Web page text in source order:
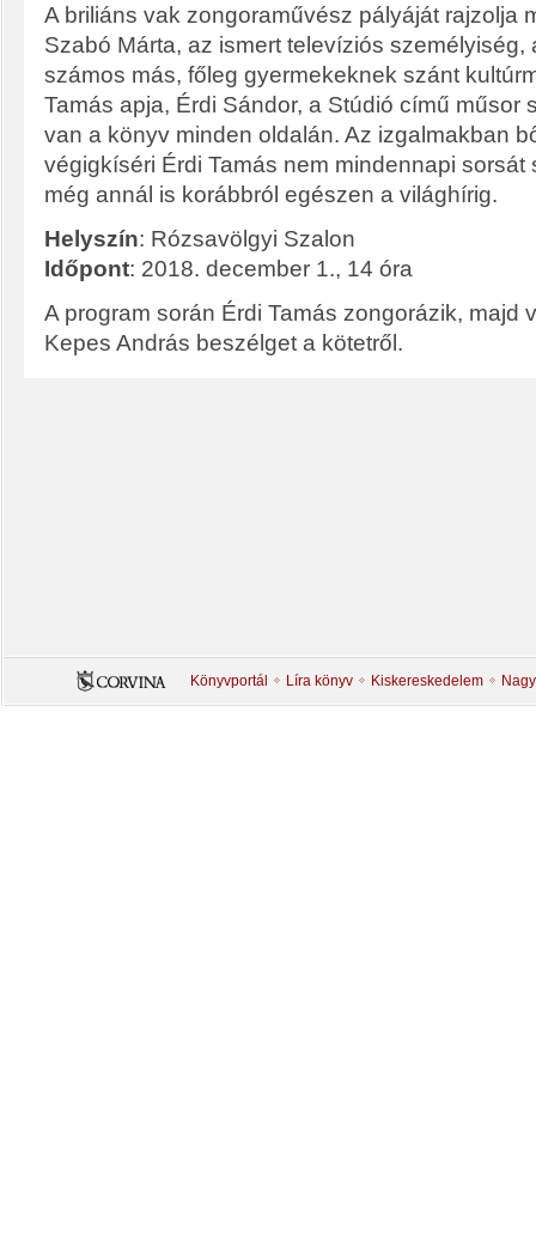
A briliáns vak zongoraművész pályáját rajzolja
Szabó Márta, az ismert televíziós személyiség,
számos más, főleg gyermekeknek szánt
Tamás apja, Érdi Sándor, a Stúdió című műsor
van a könyv minden oldalán. Az izgalmakban
végigkíséri Érdi Tamás nem mindennapi sorsát
még annál is korábbról egészen a világhírig.
Helyszín: Rózsavölgyi Szalon
Időpont: 2018. december 1., 14 óra
A program során Érdi Tamás zongorázik, majd
Kepes András beszélget a kötetről.
Könyvportál Líra könyv Kiskereskedelem